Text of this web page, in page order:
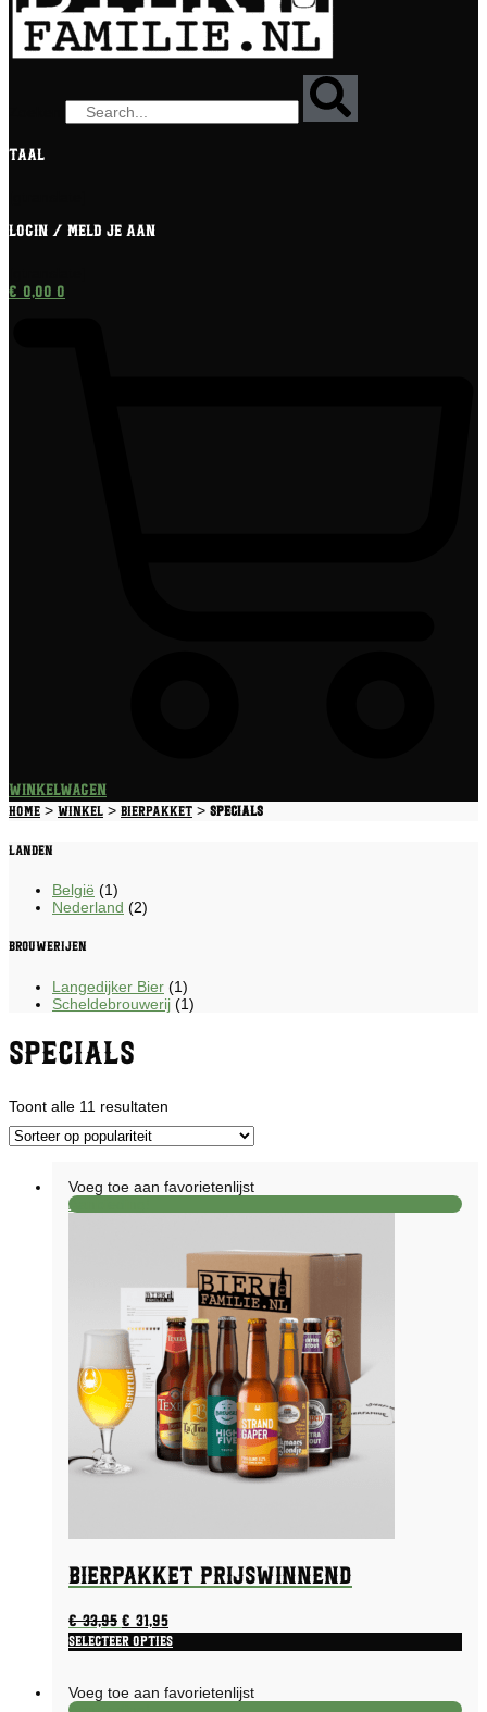
Taal
Login / meld je aan
€ 0,00 0
Winkelwagen
Home > Winkel > Bierpakket > Specials
Landen
België (1)
Nederland (2)
Brouwerijen
Langedijker Bier (1)
Scheldebrouwerij (1)
Specials
Toont alle 11 resultaten
op
populariteit
Voeg toe aan favorietenlijst
Aanbieding!
Bierpakket Prijswinnend
€33,95 Oorspronkelijke
prijs
€ 33,95.
€31,95Huidige
prijs
€ 31,95.
Selecteer opties
heeft
Voeg toe aan favorietenlijst